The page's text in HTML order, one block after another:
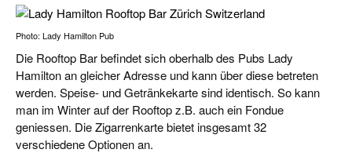
Photo: Lady Hamilton Pub
Die Rooftop Bar befindet sich oberhalb des Pubs Lady
Hamilton an gleicher Adresse und kann über diese betreten
werden. Speise- und Getränkekarte sind identisch. So kann
man im Winter auf der Rooftop z.B. auch ein Fondue
geniessen. Die Zigarrenkarte bietet insgesamt 32
verschiedene Optionen an.